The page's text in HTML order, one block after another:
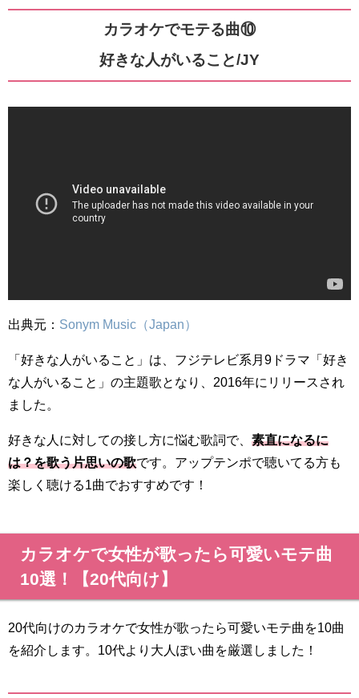
カラオケでモテる曲⑩
好きな人がいること/JY
出典元： Sonym Music（Japan）
「好きな人がいること」は、フジテレビ系月9ドラマ「好き
な人がいること」の主題歌となり、2016年にリリースされ
ました。
好きな人に対しての接し方に悩む歌詞で、 素直になるに
は？を歌う片思いの歌です。アップテンポで聴いてる方も
楽しく聴ける1曲でおすすめです！
カラオケで女性が歌ったら可愛いモテ曲
10選！【20代向け】
20代向けのカラオケで女性が歌ったら可愛いモテ曲を10曲
を紹介します。10代より大人ぽい曲を厳選しました！